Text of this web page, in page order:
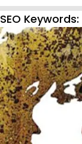
SEO Keywords: